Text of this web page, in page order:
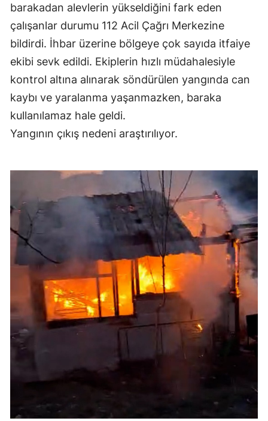
barakadan alevlerin yükseldiğini fark eden
çalışanlar durumu 112 Acil Çağrı Merkezine
bildirdi. İhbar üzerine bölgeye çok sayıda itfaiye
ekibi sevk edildi. Ekiplerin hızlı müdahalesiyle
kontrol altına alınarak söndürülen yangında can
kaybı ve yaralanma yaşanmazken, baraka
kullanılamaz hale geldi.
Yangının çıkış nedeni araştırılıyor.